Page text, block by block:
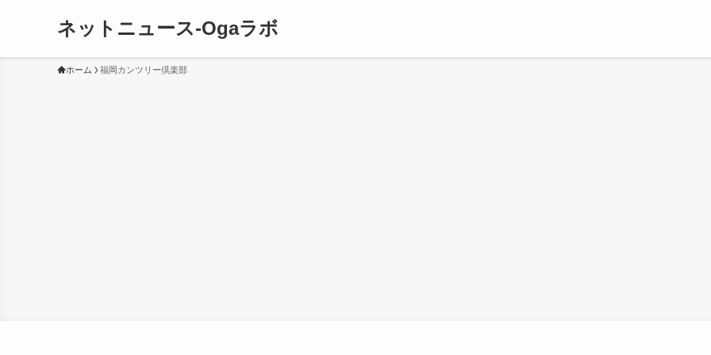
ネットニュース-Ogaラボ
ホーム 福岡カンツリー倶楽部